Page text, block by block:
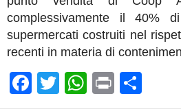
complessivamente il 40%
supermercati costruiti nel
recenti in materia di
F
T
W
Pr